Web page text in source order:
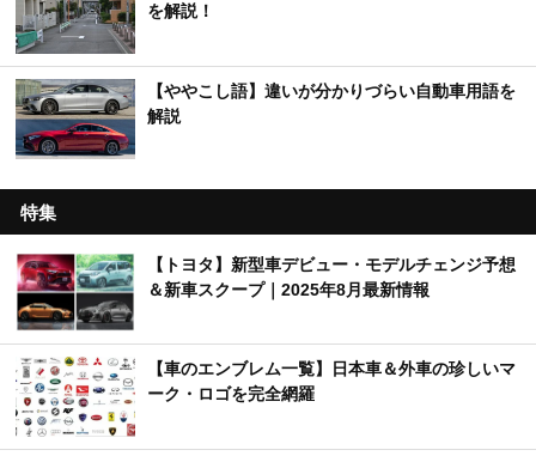
を解説！
【ややこし語】違いが分かりづらい自動車用語を
解説
特集
【トヨタ】新型車デビュー・モデルチェンジ予想
＆新車スクープ｜2025年8月最新情報
【車のエンブレム一覧】日本車＆外車の珍しいマ
ーク・ロゴを完全網羅